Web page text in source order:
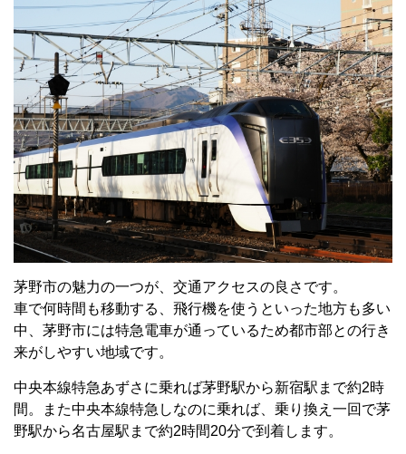
茅野市の魅力の一つが、交通アクセスの良さです。
車で何時間も移動する、飛行機を使うといった地方も多い
中、茅野市には特急電車が通っているため都市部との行き
来がしやすい地域です。
中央本線特急あずさに乗れば茅野駅から新宿駅まで約2時
間。また中央本線特急しなのに乗れば、乗り換え一回で茅
野駅から名古屋駅まで約2時間20分で到着します。